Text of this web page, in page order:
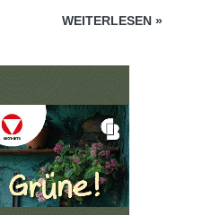
WEITERLESEN »